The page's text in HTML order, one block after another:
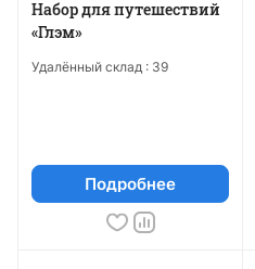
Набор для путешествий
«Глэм»
Удалённый склад : 39
Подробнее